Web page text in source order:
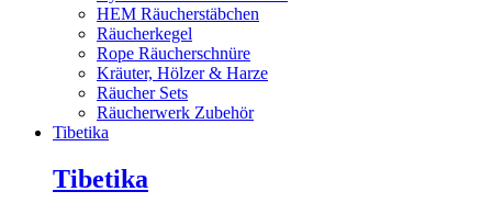
HEM Räucherstäbchen
Räucherkegel
Rope Räucherschnüre
Kräuter, Hölzer & Harze
Räucher Sets
Räucherwerk Zubehör
Tibetika
Tibetika